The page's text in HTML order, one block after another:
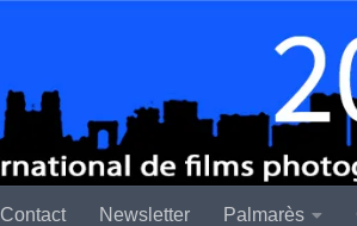
Contact Newsletter Palmarès